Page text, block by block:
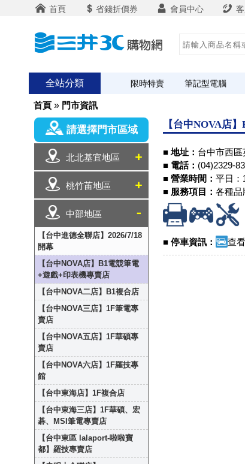
首頁 省錢折價券 會員中心
全站分類 限時特賣 筆記型電腦
首頁» 門市資訊
【台中NOVA店
■ 地址： 台中市西
■ 電話： (04)2329-
■ 營業時間： 平日：
■ 服務項目： 各種品
■ 停車資訊： 查
請選擇門市區域
北北基宜地區
桃竹苖地區
中部地區
【台中進德全聯店】2026/7/18
開幕
【台中NOVA店】B1電競筆電
+遊戲+印表機專賣店
【台中NOVA二店】B1複合店
【台中NOVA三店】1F筆電專
賣店
【台中NOVA五店】1F華碩專
賣店
【台中NOVA六店】1F羅技專
館
【台中東海店】1F複合店
【台中東海三店】1F華碩、宏
碁、MSI筆電專賣店
【台中東區 lalaport-啦啦寶
都】羅技專賣店